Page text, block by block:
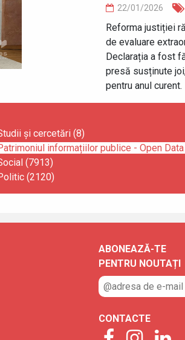
22/01/2026
Reforma justiției
de evaluare
Declarația a fost
presă susținute
pentru anul curent.
și cercetări (8)
informațiilor publice - Open Data
(7913)
(2120)
ABONEAZĂ-TE
PENTRU NOUTAȚI
CONTACTE